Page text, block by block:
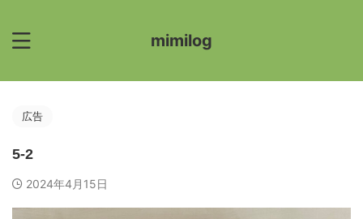
mimilog
広告
5-2
2024年4月15日